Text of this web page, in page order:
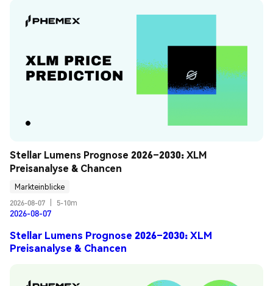
Stellar Lumens Prognose 2026–2030: XLM
Preisanalyse & Chancen
Markteinblicke
2026-08-07
5-10m
2026-08-07
Stellar Lumens Prognose 2026–2030: XLM
Preisanalyse & Chancen